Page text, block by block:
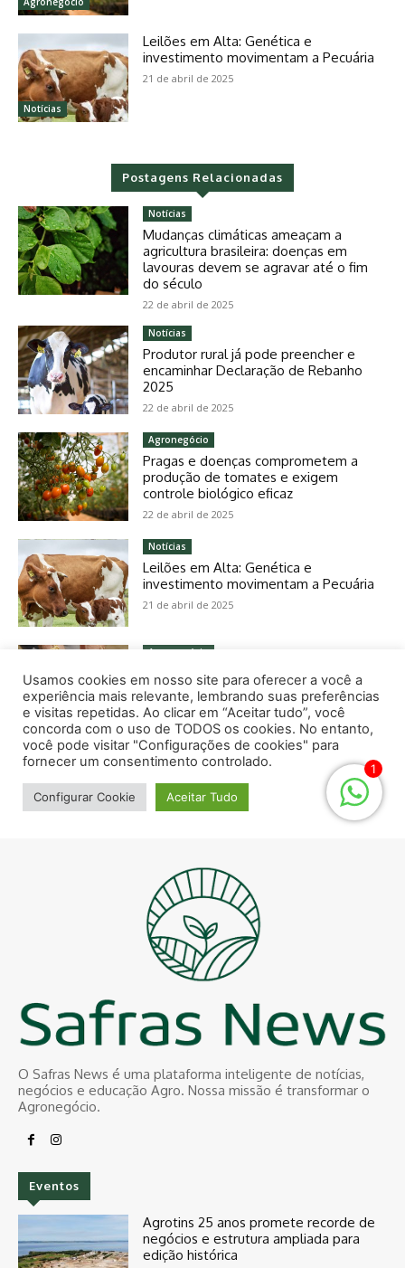
O Safras News é uma plataforma inteligente de notícias,
negócios e educação Agro. Nossa missão é transformar o
Agronegócio.
Eventos
Agrotins 25 anos promete recorde de
negócios e estrutura ampliada para
edição histórica